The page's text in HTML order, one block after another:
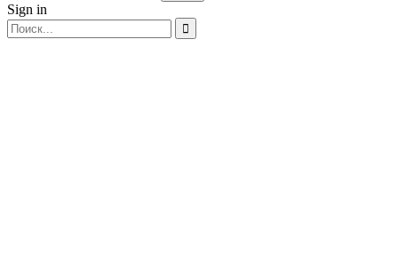
Sign in